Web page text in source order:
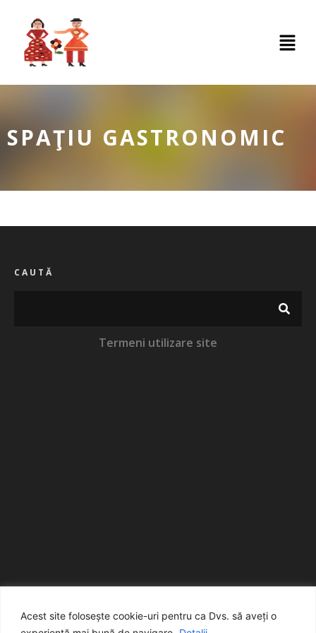
Acest site folosește cookie-uri pentru ca Dvs. să aveți o
SPAŢIU GASTRONOMIC
CAUTĂ
Termeni utilizare site